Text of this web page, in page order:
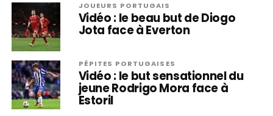
JOUEURS PORTUGAIS
Vidéo : le beau but de Diogo
Jota face à Everton
PÉPITES PORTUGAISES
Vidéo : le but sensationnel du
jeune Rodrigo Mora face à
Estoril